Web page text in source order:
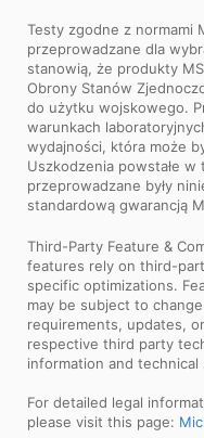
Testy zgodne z normami
przeprowadzane dla
stanowią, że produkty
Obrony Stanów
do użytku wojskowego.
warunkach
wydajności, która może
Uszkodzenia powstałe
przeprowadzane były
standardową gwarancją
Third-Party Feature &
features rely on third-
specific optimizations.
may be subject to
requirements, updates,
respective third party
information and technical
For detailed legal
please visit this page: